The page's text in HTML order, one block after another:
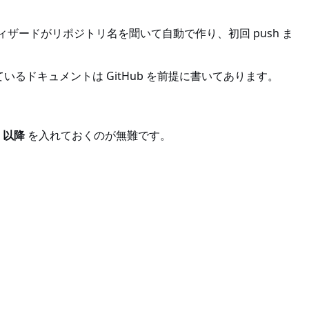
ザードがリポジトリ名を聞いて自動で作り、初回 push ま
るドキュメントは GitHub を前提に書いてあります。
降 を入れておくのが無難です。